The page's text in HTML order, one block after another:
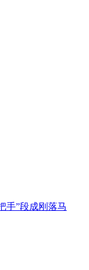
手”段成刚落马